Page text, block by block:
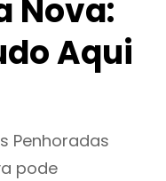
Nova:
Aqui
Penhoradas
pode